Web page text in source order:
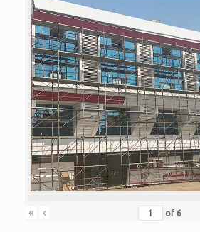
« ‹ of 6